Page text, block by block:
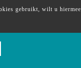
gebruikt, wilt u hiermee